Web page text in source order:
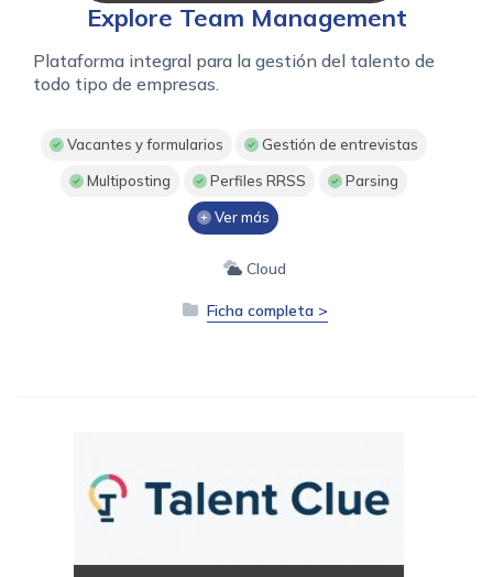
Explore Team Management
Plataforma integral para la gestión del talento de
todo tipo de empresas.
Vacantes y formularios Gestión de entrevistas
Multiposting Perfiles RRSS Parsing
Ver más
Cloud
Ficha completa >